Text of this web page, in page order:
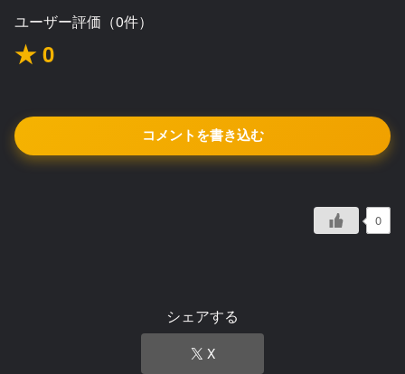
ユーザー評価（0件）
★ 0
コメントを書き込む
0
シェアする
X